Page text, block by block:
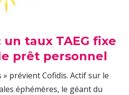
taux TAEG fixe
prêt personnel
» prévient Cofidis. Actif sur le
éphémères, le géant du